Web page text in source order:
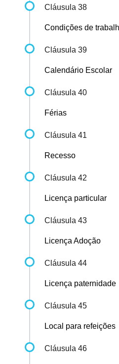
Cláusula 38
Condições de
Cláusula 39
Calendário Escolar
Cláusula 40
Férias
Cláusula 41
Recesso
Cláusula 42
Licença particular
Cláusula 43
Licença Adoção
Cláusula 44
Licença paternidade
Cláusula 45
Local para refeições
Cláusula 46